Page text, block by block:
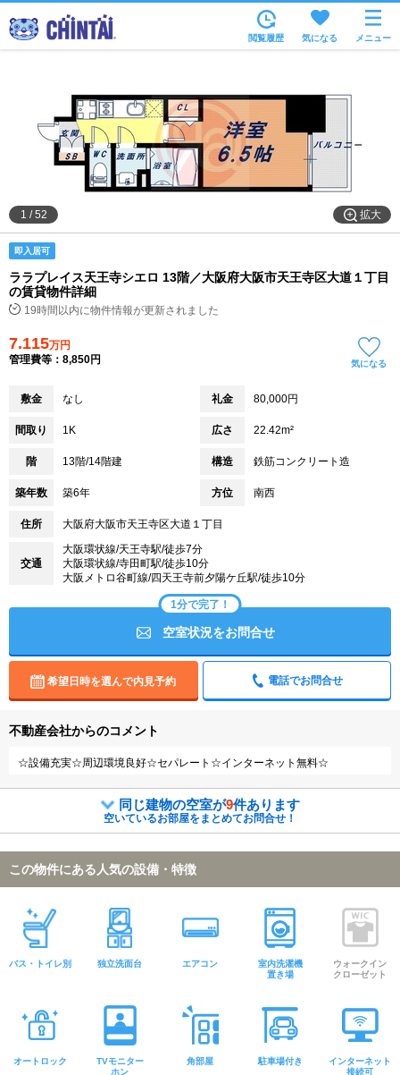
家賃相場から
通勤通学時間から
物件特集から
閲覧履歴 気になる メニュー
拡大
1 /52
即入居可
ララプレイス天王寺シエロ 13階／大阪府大阪市天王寺区大道１丁目
の賃貸物件詳細
19時間以内に物件情報が更新されました
7.115万円
管理費等：8,850円
気になる
敷金 なし 礼金 80,000円
間取り 1K 広さ 22.42m²
階 13階/14階建 構造 鉄筋コンクリート造
築年数 築6年 方位 南西
住所 大阪府大阪市天王寺区大道１丁目
交通
大阪環状線/天王寺駅/徒歩7分
大阪環状線/寺田町駅/徒歩10分
大阪メトロ谷町線/四天王寺前夕陽ケ丘駅/徒歩10分
1分で完了！
空室状況をお問合せ
希望日時を選んで内見予約 電話でお問合せ
不動産会社からのコメント
☆設備充実☆周辺環境良好☆セパレート☆インターネット無料☆
同じ建物の空室が9件あります
空いているお部屋をまとめてお問合せ！
この物件にある人気の設備・特徴
バス・トイレ別 独立洗面台 エアコン
室内洗濯機
置き場
ウォークイン
クローゼット
オートロック
TVモニター
ホン
角部屋 駐車場付き
インターネット
接続可